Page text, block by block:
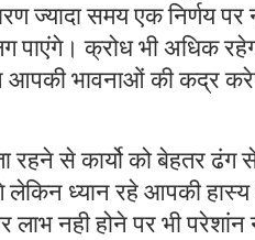
ज्यादा समय एक निर्णय
क्रोध भी अधिक
भावनाओं की कद्र
रहने से कार्यो को बेहतर ढंग
लेकिन ध्यान रहे आपकी हास्य
नही होने पर भी परेशांन